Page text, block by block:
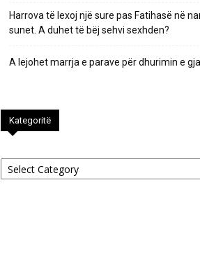
Harrova të lexoj një sure pas Fatihasë në
sunet. A duhet të bëj sehvi sexhden?
A lejohet marrja e parave për dhurimin e
Kategoritë
Kategoritë